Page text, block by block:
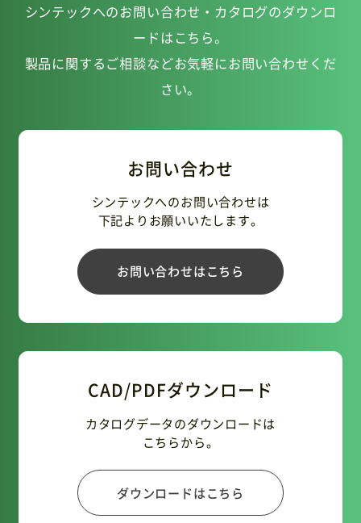
シンテックへのお問い合わせ・カタログのダウンロ
ードはこちら。
製品に関するご相談などお気軽にお問い合わせくだ
さい。
お問い合わせ
シンテックへのお問い合わせは
下記よりお願いいたします。
お問い合わせはこちら
CAD/PDFダウンロード
カタログデータのダウンロードは
こちらから。
ダウンロードはこちら